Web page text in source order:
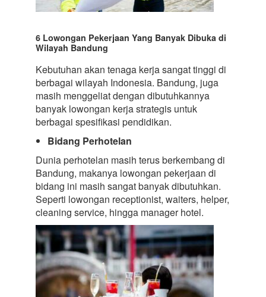
6 Lowongan Pekerjaan Yang Banyak Dibuka di
Wilayah Bandung
Kebutuhan akan tenaga kerja sangat tinggi di
berbagai wilayah Indonesia. Bandung, juga
masih menggeliat dengan dibutuhkannya
banyak lowongan kerja strategis untuk
berbagai spesifikasi pendidikan.
Bidang Perhotelan
Dunia perhotelan masih terus berkembang di
Bandung, makanya lowongan pekerjaan di
bidang ini masih sangat banyak dibutuhkan.
Seperti lowongan receptionist, waiters, helper,
cleaning service, hingga manager hotel.